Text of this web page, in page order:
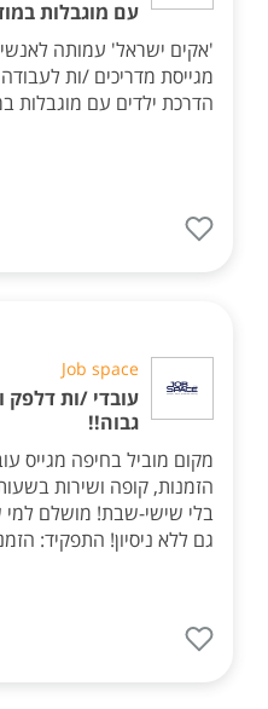
עם מוגבלות
'אקים ישראל' עמותה
מגייסת מדריכים /ות
הדרכת ילדים עם מוגבלות
Job space
עובדי /ות דלפק
גבוה!!
מקום מוביל בחיפה מגייס
הזמנות, קופה ושירות
בלי שישי-שבת! מושלם למי
גם ללא ניסיון! התפקיד: